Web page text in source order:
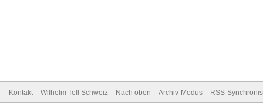
Kontakt Wilhelm Tell Schweiz Nach oben Archiv-Modus RSS-